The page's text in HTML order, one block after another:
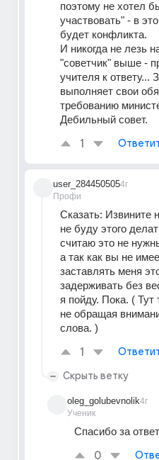
поэтому не хотел
участвовать" - в
будет конфликта.
И никогда не лезь
"советчик" выше -
учителя к ответу...
выполняет свои
требованию
Дебильный совет.
1
user_284450505
Профи
4г
Сказать: Извините
не буду этого
считаю это не
а так как вы не
заставлять меня
задерживать без
я пойду. Пока. (
не обращая
слова. )
1
Скрыть ветку
oleg_golubevnolik
Ученик
4г
Спасибо за ответ
0